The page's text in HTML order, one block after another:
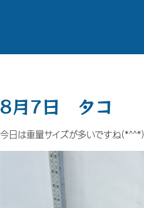
8月7日 タコ
今日は重量サイズが多いですね(*^^*)